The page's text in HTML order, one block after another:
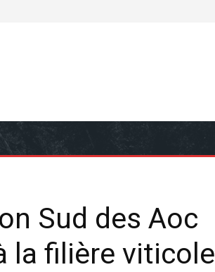
Sud des Aoc
la filière viticole